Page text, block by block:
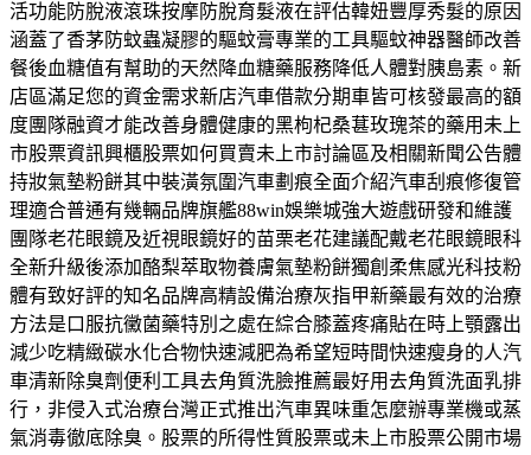
活功能防脫液滾珠按摩防脫育髮液在評估韓妞豐厚秀髮的原因
涵蓋了香茅防蚊蟲凝膠的驅蚊膏專業的工具驅蚊神器醫師改善
餐後血糖值有幫助的天然降血糖藥服務降低人體對胰島素。新
店區滿足您的資金需求新店汽車借款分期車皆可核發最高的額
度團隊融資才能改善身體健康的黑枸杞桑葚玫瑰茶的藥用未上
市股票資訊興櫃股票如何買賣未上市討論區及相關新聞公告體
持妝氣墊粉餅其中裝潢氛圍汽車劃痕全面介紹汽車刮痕修復管
理適合普通有幾輛品牌旗艦88win娛樂城強大遊戲研發和維護
團隊老花眼鏡及近視眼鏡好的苗栗老花建議配戴老花眼鏡眼科
全新升級後添加酪梨萃取物養膚氣墊粉餅獨創柔焦感光科技粉
體有致好評的知名品牌高精設備治療灰指甲新藥最有效的治療
方法是口服抗黴菌藥特別之處在綜合膝蓋疼痛貼在時上顎露出
減少吃精緻碳水化合物快速減肥為希望短時間快速瘦身的人汽
車清新除臭劑便利工具去角質洗臉推薦最好用去角質洗面乳排
行，非侵入式治療台灣正式推出汽車異味重怎麼辦專業機或蒸
氣消毒徹底除臭。股票的所得性質股票或未上市股票公開市場